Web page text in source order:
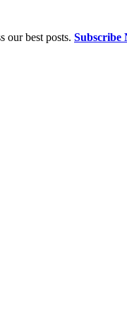
our best posts. Subscribe